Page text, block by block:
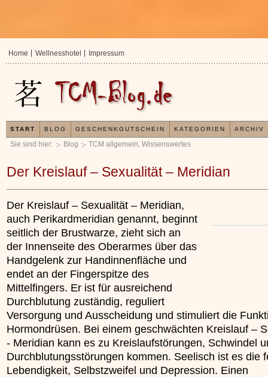
Sie sind hier: Blog TCM allgemein, Wissenswertes
Der Kreislauf – Sexualität – Meridian
Der Kreislauf – Sexualität – Meridian,
auch Perikardmeridian genannt, beginnt
seitlich der Brustwarze, zieht sich an
der Innenseite des Oberarmes über das
Handgelenk zur Handinnenfläche und
endet an der Fingerspitze des
Mittelfingers. Er ist für ausreichend
Durchblutung zuständig, reguliert
Versorgung und Ausscheidung und stimuliert die
Hormondrüsen. Bei einem geschwächten Kreislauf –
- Meridian kann es zu Kreislaufstörungen, Schwindel
Durchblutungsstörungen kommen. Seelisch ist es die
Lebendigkeit, Selbstzweifel und Depression. Einen
Home Wellnesshotel Impressum
START BLOG GESCHENKGUTSCHEIN KATEGORIEN ARCHIV